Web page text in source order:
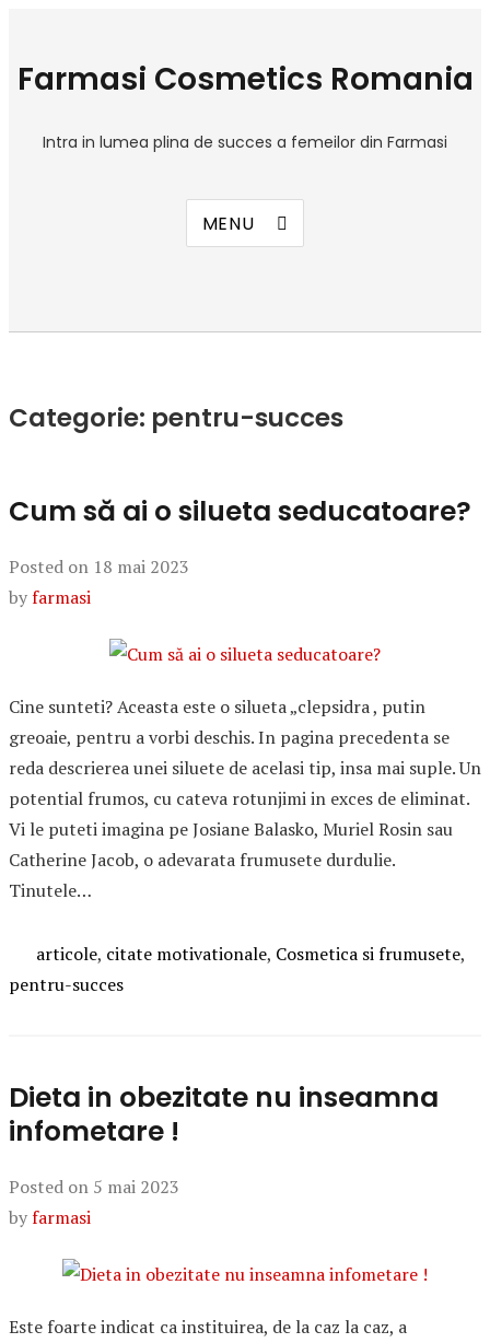
Farmasi Cosmetics Romania
Intra in lumea plina de succes a femeilor din Farmasi
MENU
Categorie: pentru-succes
Cum să ai o silueta seducatoare?
Posted on 18 mai 2023
byfarmasi
Cine sunteti? Aceasta este o silueta „clepsidra , putin
greoaie, pentru a vorbi deschis. In pagina precedenta se
reda descrierea unei siluete de acelasi tip, insa mai suple. Un
potential frumos, cu cateva rotunjimi in exces de eliminat.
Vi le puteti imagina pe Josiane Balasko, Muriel Rosin sau
Catherine Jacob, o adevarata frumusete durdulie.
Tinutele…
Categories
articole, citate motivationale, Cosmetica si frumusete,
pentru-succes
Dieta in obezitate nu inseamna
infometare !
Posted on 5 mai 2023
byfarmasi
Este foarte indicat ca instituirea, de la caz la caz, a